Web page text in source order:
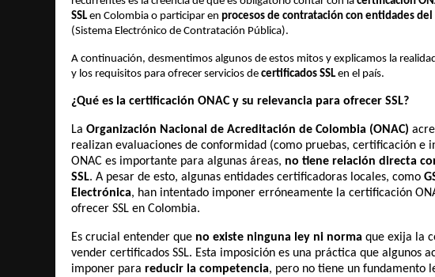
SSLen Colombia o participar en procesos de contratación con entidades del
(Sistema Electrónico de Contratación Pública).
A continuación, desmentimos algunos de estos mitos y explicamos la
y los requisitos para ofrecer servicios de certificados SSLen el país.
¿Qué es la certificación ONAC y su relevancia para ofrecer SSL?
La Organización Nacional de Acreditación de Colombia (ONAC)
realizan evaluaciones de conformidad (como pruebas, certificación e
ONAC es importante para algunas áreas, no tiene relación directa
SSL. A pesar de esto, algunas entidades certificadoras locales, como
Electrónica, han intentado imponer erróneamente la certificación
ofrecer SSL en Colombia.
Es crucial entender que no existe ninguna ley ni norma que exija la
vender certificados SSL. Esta imposición es una práctica que algunos
imponer para reducir la competencia, pero no tiene un fundamento